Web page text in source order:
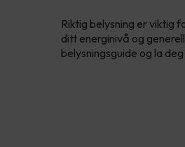
Riktig belysning er
ditt energinivå og
belysningsguide og la